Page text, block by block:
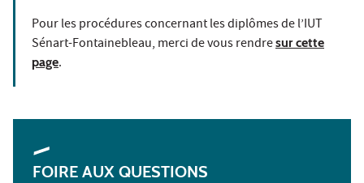
Pour les procédures concernant les diplômes de l’IUT
Sénart-Fontainebleau, merci de vous rendresur cette
page.
FOIRE AUX QUESTIONS